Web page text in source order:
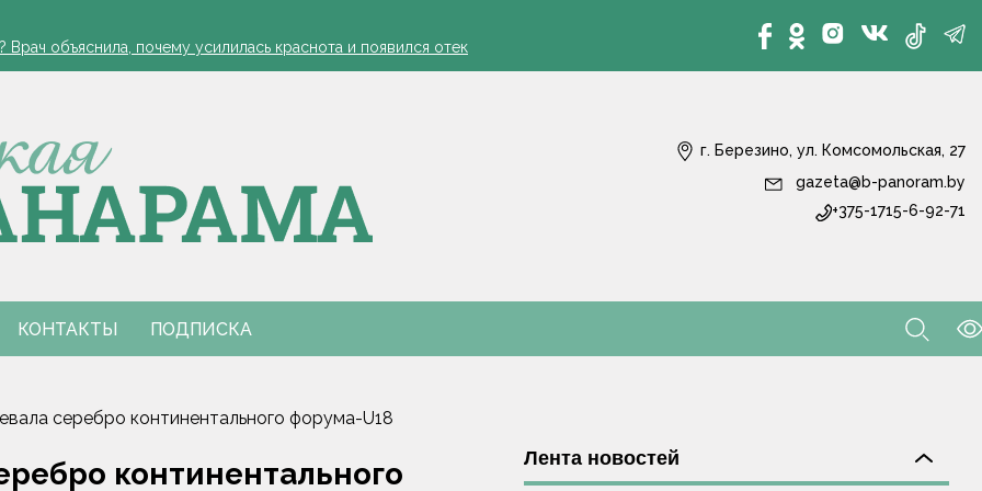
Рябов рассказал о погоде с 10 по 16 августа
объяснила, почему усилилась краснота и появился отек
праздником
в реанимации
Рябов рассказал о погоде с 10 по 16 августа
объяснила, почему усилилась краснота и появился отек
праздником
в реанимации
г. Березино, ул. Комсомольская, 27
gazeta@b-panoram.by
+375-1715-6-92-71
КОНТАКТЫ ПОДПИСКА
серебро континентального форума-U18
континентального
Лента новостей